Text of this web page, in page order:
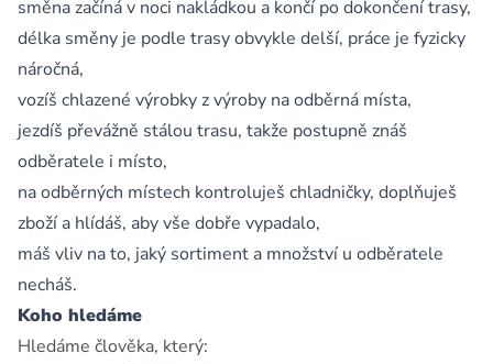
směna začíná v noci nakládkou a končí po dokončení trasy,
délka směny je podle trasy obvykle delší, práce je fyzicky
náročná,
vozíš chlazené výrobky z výroby na odběrná místa,
jezdíš převážně stálou trasu, takže postupně znáš
odběratele i místo,
na odběrných místech kontroluješ chladničky, doplňuješ
zboží a hlídáš, aby vše dobře vypadalo,
máš vliv na to, jaký sortiment a množství u odběratele
necháš.
Koho hledáme
Hledáme člověka, který: